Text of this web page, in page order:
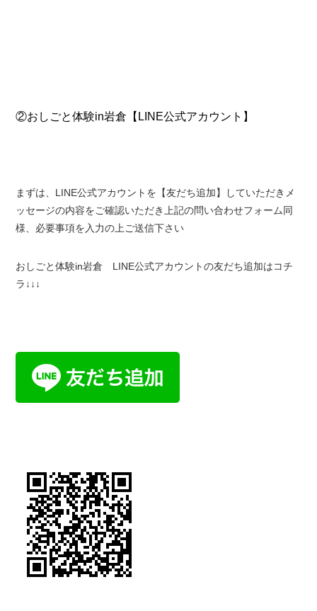
②おしごと体験in岩倉 【LINE公式アカウント】
まずは、LINE公式アカウントを【友だち追加】していただきメ
ッセージの内容をご確認いただき上記の問い合わせフォーム同
様、必要事項を入力の上ご送信下さい
おしごと体験in岩倉 LINE公式アカウントの友だち追加はコチ
ラ↓↓↓